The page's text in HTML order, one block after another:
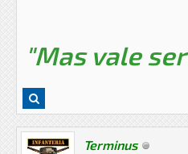
"Mas vale
Terminus